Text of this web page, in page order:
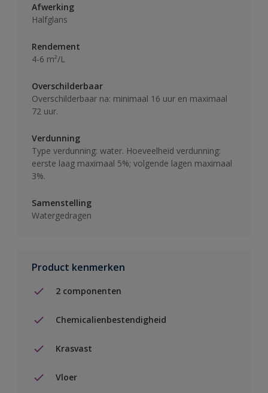
Afwerking
Halfglans
Rendement
4-6 m²/L
Overschilderbaar
Overschilderbaar na: minimaal 16 uur en maximaal
72 uur.
Verdunning
Type verdunning: water. Hoeveelheid verdunning:
eerste laag maximaal 5%; volgende lagen maximaal
3%.
Samenstelling
Watergedragen
Product kenmerken
2 componenten
Chemicalienbestendigheid
Krasvast
Vloer